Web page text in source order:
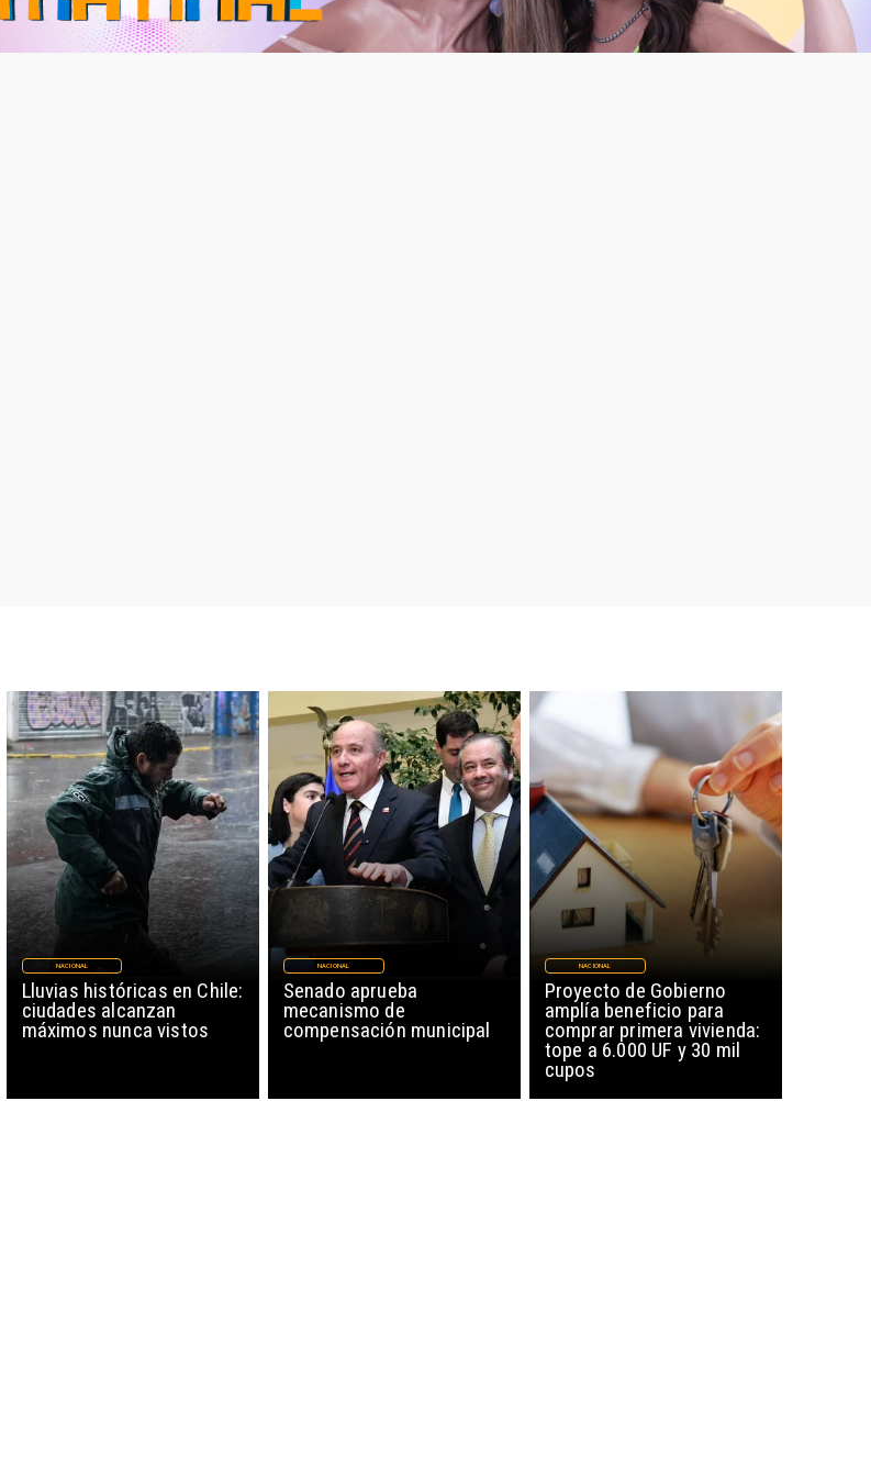
Lluvias históricas en Chile:
ciudades alcanzan
máximos nunca vistos
NACIONAL
Senado aprueba
mecanismo de
compensación municipal
NACIONAL
Proyecto de Gobierno
amplía beneficio para
comprar primera vivienda:
tope a 6.000 UF y 30 mil
cupos
NACIONAL